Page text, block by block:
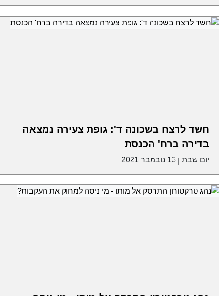
חשד לרצח בשכונה ד': גופת צעירה נמצאה
בדירה ברח' הכנסת
יום שבת 13 נובמבר 2021